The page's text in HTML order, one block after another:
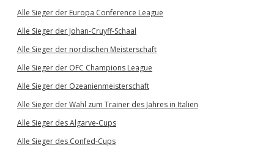
Alle Sieger der Europa Conference League
Alle Sieger der Johan-Cruyff-Schaal
Alle Sieger der nordischen Meisterschaft
Alle Sieger der OFC Champions League
Alle Sieger der Ozeanienmeisterschaft
Alle Sieger der Wahl zum Trainer des Jahres in Italien
Alle Sieger des Algarve-Cups
Alle Sieger des Confed-Cups